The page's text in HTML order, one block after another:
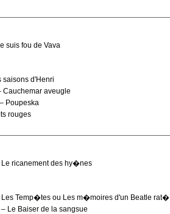
suis fou de Vava
d'Henri
Cauchemar aveugle
Poupeska
rouges
ricanement des hy�nes
Les Temp�tes ou Les m�moires d'un Beatle rat�
Le Baiser de la sangsue